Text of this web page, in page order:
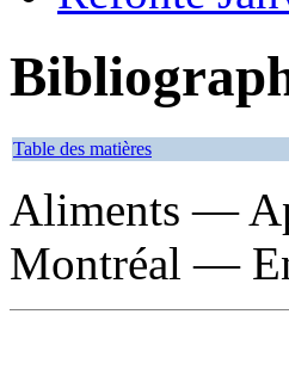
Table des matières
Aliments —
Montréal —